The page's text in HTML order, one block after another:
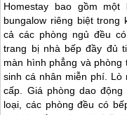
Homestay bao gồm
bungalow riêng biệt trong
cả các phòng ngủ đều
trang bị nhà bếp đầy đủ
màn hình phẳng và
sinh cá nhân miễn phí.
cấp. Giá phòng dao
loại, các phòng đều có